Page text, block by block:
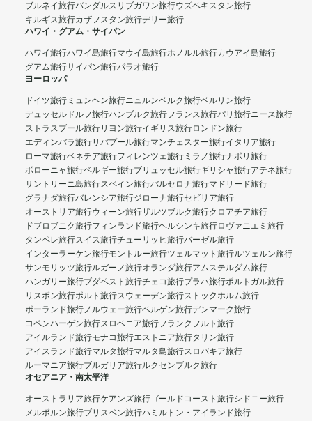
ブルネイ旅行バンダルスリブガワン旅行ウズベキスタン旅行
キルギス旅行カザフスタン旅行デリー旅行
ハワイ・グアム・サイパン
ハワイ旅行ハワイ島旅行マウイ島旅行ホノルル旅行カウアイ島旅行
グアム旅行サイパン旅行パラオ旅行
ヨーロッパ
ドイツ旅行 ミュンヘン旅行ニュルンベルク旅行ベルリン旅行
デュッセルドルフ旅行ハンブルク旅行フランス旅行パリ旅行ニース旅行
ストラスブール旅行リヨン旅行イギリス旅行ロンドン旅行
エディンバラ旅行リバプール旅行マンチェスター旅行イタリア旅行
ローマ旅行ベネチア旅行フィレンツェ旅行 ミラノ旅行ナポリ旅行
ボローニャ旅行ベルギー旅行ブリュッセル旅行ギリシャ旅行アテネ旅行
サントリーニ島旅行スペイン旅行バルセロナ旅行マドリード旅行
グラナダ旅行バレンシア旅行ジローナ旅行セビリア旅行
オーストリア旅行ウィーン旅行ザルツブルク旅行クロアチア旅行
ドブロブニク旅行フィンランド旅行ヘルシンキ旅行ロヴァニエミ旅行
タンペレ旅行スイス旅行チューリッヒ旅行バーゼル旅行
インターラーケン旅行モントルー旅行ツェルマット旅行ルツェルン旅行
サンモリッツ旅行ルガーノ旅行オランダ旅行アムステルダム旅行
ハンガリー旅行ブダペスト旅行チェコ旅行プラハ旅行ポルトガル旅行
リスボン旅行ポルト旅行スウェーデン旅行ストックホルム旅行
ポーランド旅行ノルウェー旅行ベルゲン旅行デンマーク旅行
コペンハーゲン旅行スロベニア旅行フランクフルト旅行
アイルランド旅行モナコ旅行エストニア旅行タリン旅行
アイスランド旅行マルタ旅行マルタ島旅行スロバキア旅行
ルーマニア旅行ブルガリア旅行ルクセンブルク旅行
オセアニア・南太平洋
オーストラリア旅行ケアンズ旅行ゴールドコースト旅行シドニー旅行
メルボルン旅行ブリスベン旅行ハミルトン・アイランド旅行